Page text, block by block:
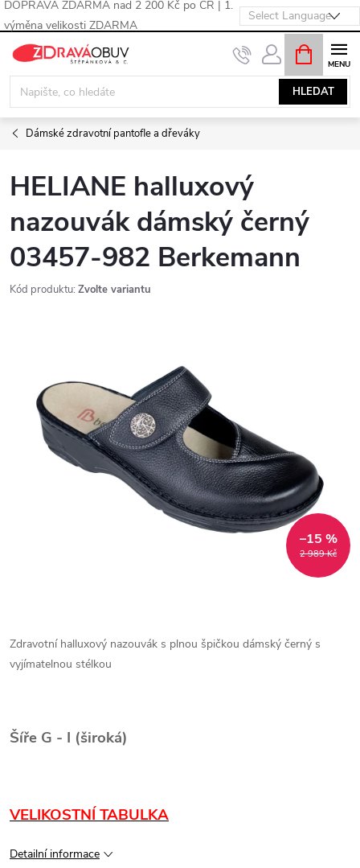
DOPRAVA ZDARMA nad 2 200 Kč po ČR | 1.
výměna velikosti ZDARMA
Přejít
obsah
HLEDAT
NÁKUPNÍ
KOŠÍK
Dámské zdravotní pantofle a dřeváky
HELIANE halluxový
nazouvák dámský černý
03457-982 Berkemann
Kód produktu: Zvolte variantu
2 989 Kč
–15 %
Zdravotní halluxový nazouvák s plnou špičkou dámský černý s
vyjímatelnou stélkou
Šíře G - I (široká)
VELIKOSTNÍ TABULKA
Detailní informace